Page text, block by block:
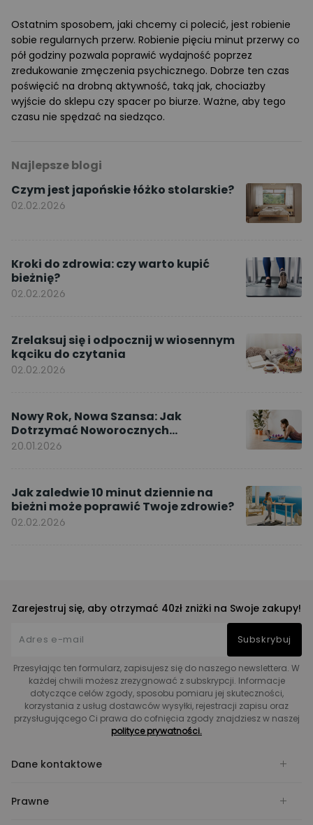
Ostatnim sposobem, jaki chcemy ci polecić, jest robienie
sobie regularnych przerw. Robienie pięciu minut przerwy co
pół godziny pozwala poprawić wydajność poprzez
zredukowanie zmęczenia psychicznego. Dobrze ten czas
poświęcić na drobną aktywność, taką jak, chociażby
wyjście do sklepu czy spacer po biurze. Ważne, aby tego
czasu nie spędzać na siedząco.
Najlepsze blogi
Czym jest japońskie łóżko stolarskie?
02.02.2026
Kroki do zdrowia: czy warto kupić
bieżnię?
02.02.2026
Zrelaksuj się i odpocznij w wiosennym
kąciku do czytania
02.02.2026
Nowy Rok, Nowa Szansa: Jak
Dotrzymać Noworocznych
Postanowień dzięki ćwiczeniom w
20.01.2026
Jak zaledwie 10 minut dziennie na
bieżni może poprawić Twoje zdrowie?
02.02.2026
Zarejestruj się, aby otrzymać 40zł zniżki na Swoje zakupy!
Subskrybuj
Przesyłając ten formularz, zapisujesz się do naszego newslettera. W
każdej chwili możesz zrezygnować z subskrypcji. Informacje
dotyczące celów zgody, sposobu pomiaru jej skuteczności,
korzystania z usług dostawców wysyłki, rejestracji zapisu oraz
przysługującego Ci prawa do cofnięcia zgody znajdziesz w naszej
polityce prywatności.
Dane kontaktowe
Prawne